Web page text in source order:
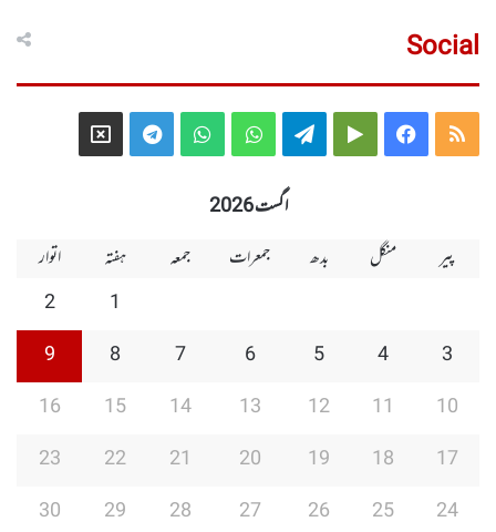
Social
RSS
Facebook
Google
Telegram
WhatsApp
WhatsApp
Telegram
X
اگست 2026
پیر
منگل بدھ جمعرات جمعہ ہفتہ
اتوار
1
2
3
4
5
6
7
8
9
10
11
12
13
14
15
16
17
18
19
20
21
22
23
24
25
26
27
28
29
30